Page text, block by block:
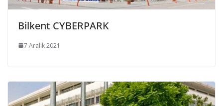
Bilkent CYBERPARK
7 Aralık 2021